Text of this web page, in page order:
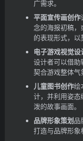
广需求。
平面宣传画创作
念的海报初稿，
的表现形式，以
电子游戏视觉设
设计者可以借助
契合游戏整体气
儿童图书创作绘
计，并利用姿态
泼的故事画面。
品牌形象策划 品
打造与品牌形象